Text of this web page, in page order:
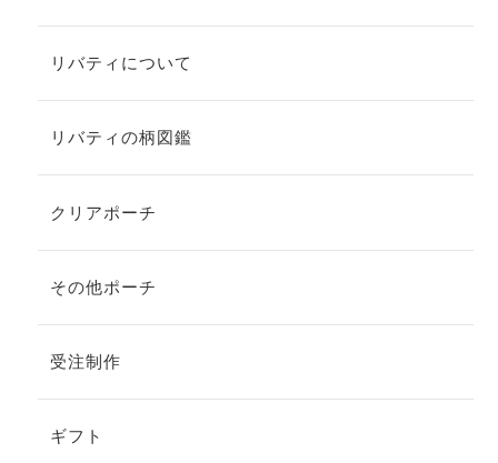
リバティについて
リバティの柄図鑑
クリアポーチ
その他ポーチ
受注制作
ギフト